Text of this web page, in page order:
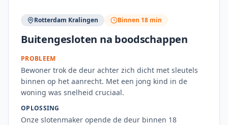
Rotterdam Kralingen Binnen 18 min
Buitengesloten na boodschappen
PROBLEEM
Bewoner trok de deur achter zich dicht met sleutels
binnen op het aanrecht. Met een jong kind in de
woning was snelheid cruciaal.
OPLOSSING
Onze slotenmaker opende de deur binnen 18